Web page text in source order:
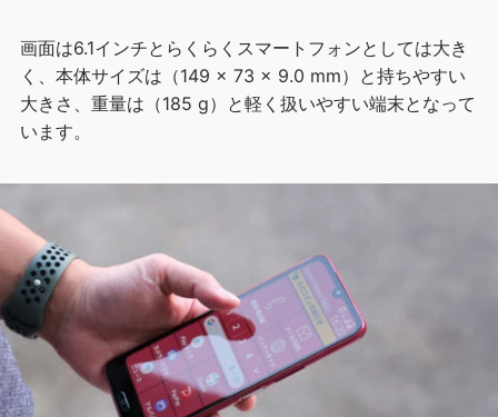
画面は6.1インチとらくらくスマートフォンとしては大き
く、本体サイズは（149 × 73 × 9.0 mm）と持ちやすい
大きさ、重量は（185 g）と軽く扱いやすい端末となって
います。